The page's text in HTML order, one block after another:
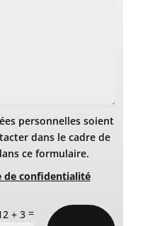
personnelles soient
dans le cadre de
ce formulaire.
de confidentialité
+ 3 =